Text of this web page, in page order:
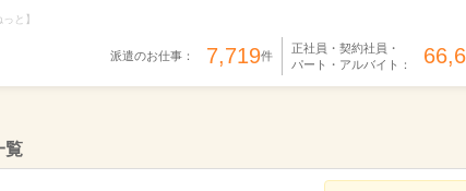
と】
派遣のお仕事： 7,719件
正社員・契約社員・
パート・アルバイト：
覧